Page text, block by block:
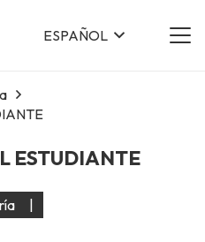
ESPAÑOL
ESTUDIANTE
|